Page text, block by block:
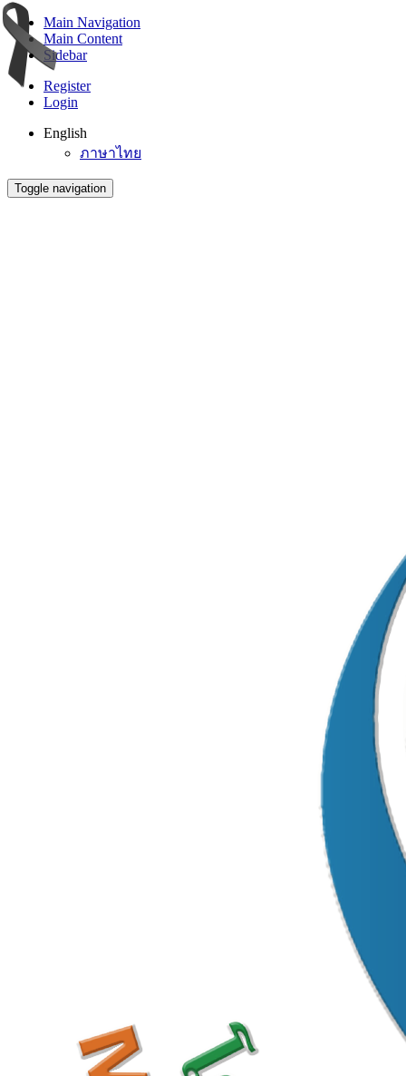
Main Navigation
Main Content
Sidebar
Register
Login
English
ภาษาไทย
Toggle navigation